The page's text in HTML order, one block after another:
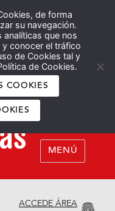
de forma
su navegación.
que nos
conocer el tráfico
de Cookies tal y
de Cookies.
COOKIES
Español English
MENÚ
ACCEDE ÁREA